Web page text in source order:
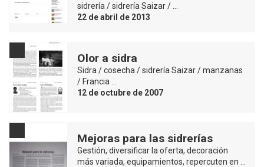
sidrería / sidrería Saizar / …
22 de abril de 2013
Olor a sidra
Sidra / cosecha / sidrería Saizar / manzanas
/ Francia …
12 de octubre de 2007
Mejoras para las sidrerías
Gestión, diversificar la oferta, decoración
más variada, equipamientos, repercuten en …